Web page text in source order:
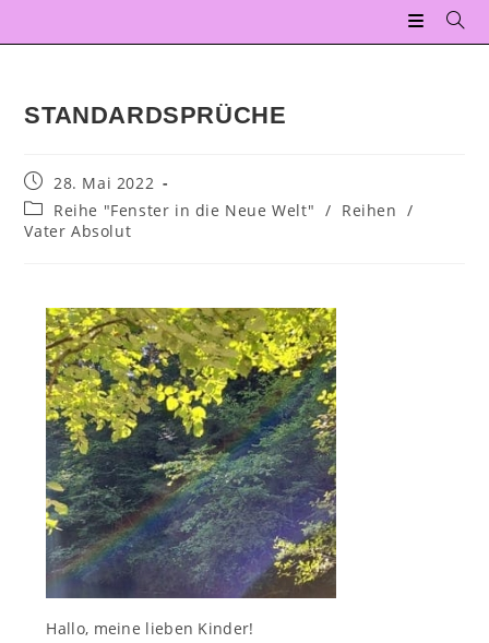
STANDARDSPRÜCHE
28. Mai 2022
Reihe "Fenster in die Neue Welt" / Reihen /
Vater Absolut
Hallo, meine lieben Kinder!